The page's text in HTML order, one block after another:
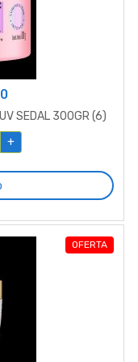
SEDAL 300GR (6)
+
OFERTA